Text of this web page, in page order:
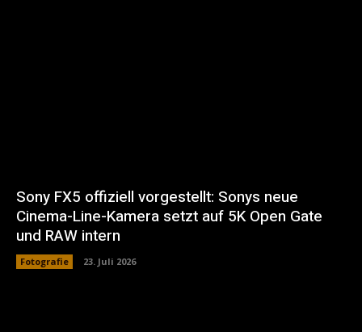
Sony FX5 offiziell vorgestellt: Sonys neue
Cinema-Line-Kamera setzt auf 5K Open Gate
und RAW intern
Fotografie 23. Juli 2026